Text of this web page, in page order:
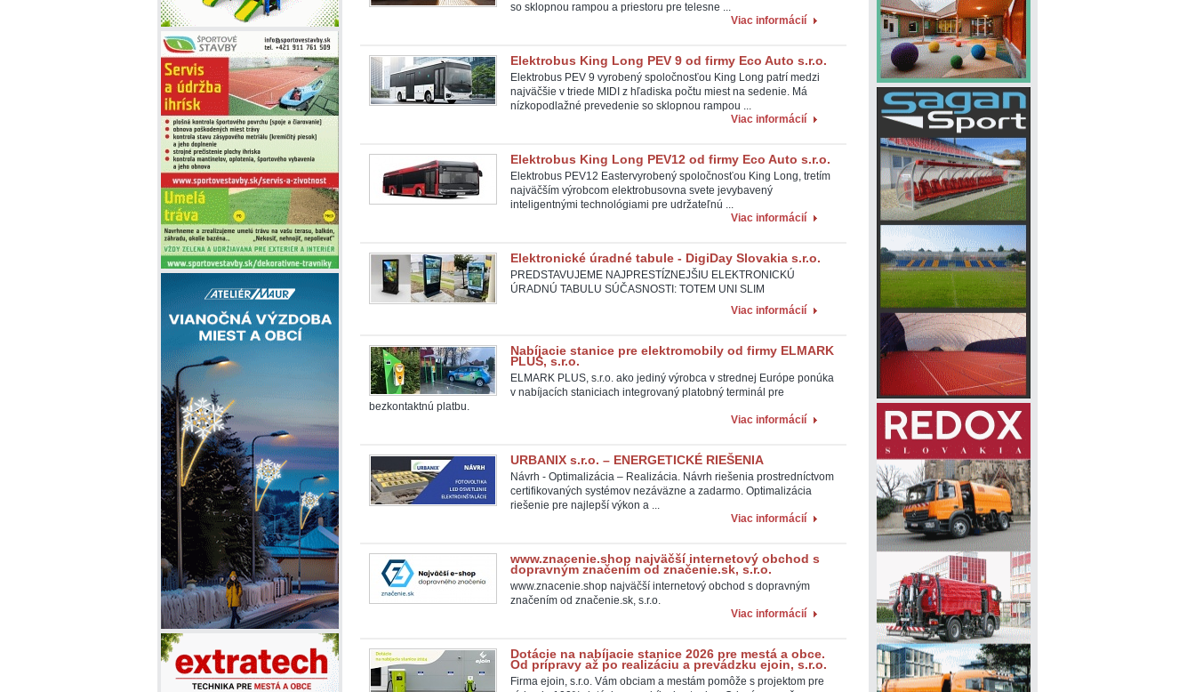
so sklopnou rampou a priestoru pre telesne ...
Viac informácií
Elektrobus King Long PEV 9 od firmy Eco Auto s.r.o.
Elektrobus PEV 9 vyrobený spoločnosťou King Long patrí medzi
najväčšie v triede MIDI z hľadiska počtu miest na sedenie. Má
nízkopodlažné prevedenie so sklopnou rampou ...
Viac informácií
Elektrobus King Long PEV12 od firmy Eco Auto s.r.o.
Elektrobus PEV12 Eastervyrobený spoločnosťou King Long, tretím
najväčším výrobcom elektrobusovna svete jevybavený
inteligentnými technológiami pre udržateľnú ...
Viac informácií
Elektronické úradné tabule - DigiDay Slovakia s.r.o.
PREDSTAVUJEME NAJPRESTÍZNEJŠIU ELEKTRONICKÚ
ÚRADNÚ TABULU SÚČASNOSTI: TOTEM UNI SLIM
Viac informácií
Nabíjacie stanice pre elektromobily od firmy ELMARK
PLUS, s.r.o.
ELMARK PLUS, s.r.o. ako jediný výrobca v strednej Európe ponúka
v nabíjacích staniciach integrovaný platobný terminál pre
bezkontaktnú platbu.
Viac informácií
URBANIX s.r.o. – ENERGETICKÉ RIEŠENIA
Návrh - Optimalizácia – Realizácia. Návrh riešenia prostredníctvom
certifikovaných systémov nezáväzne a zadarmo. Optimalizácia
riešenie pre najlepší výkon a ...
Viac informácií
www.znacenie.shop najväčší internetový obchod s
dopravným značením od značenie.sk, s.r.o.
www.znacenie.shop najväčší internetový obchod s dopravným
značením od značenie.sk, s.r.o.
Viac informácií
Dotácie na nabíjacie stanice 2026 pre mestá a obce.
Od prípravy až po realizáciu a prevádzku ejoin, s.r.o.
Firma ejoin, s.r.o. Vám obciam a mestám pomôže s projektom pre